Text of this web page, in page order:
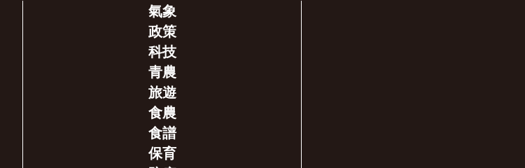
氣象
政策
科技
青農
旅遊
食農
食譜
保育